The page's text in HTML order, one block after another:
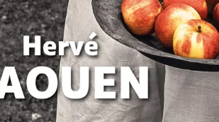
du pommier
Hervé Jaouen
28€